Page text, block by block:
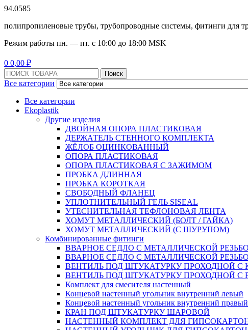
94.0585
полипропиленовые трубы, трубопроводные системы, фитинги для
Режим работы пн. — пт. с 10:00 до 18:00 MSK
0 0,00 ₽
Поиск:
Поиск
Все категории
Все категории
Ekoplastik
Другие изделия
ДВОЙНАЯ ОПОРА ПЛАСТИКОВАЯ
ДЕРЖАТЕЛЬ СТЕННОГО КОМПЛЕКТА
ЖЁЛОБ ОЦИНКОВАННЫЙ
ОПОРА ПЛАСТИКОВАЯ
ОПОРА ПЛАСТИКОВАЯ С ЗАЖИМОМ
ПРОБКА ДЛИННАЯ
ПРОБКА КОРОТКАЯ
СВОБОДНЫЙ ФЛАНЕЦ
УПЛОТНИТЕЛЬНЫЙ ГЕЛЬ SISEAL
УТЕСНИТЕЛЬНАЯ ТЕФЛОНОВАЯ ЛЕНТА
ХОМУТ МЕТАЛЛИЧЕСКИЙ (БОЛТ / ГАЙКА)
ХОМУТ МЕТАЛЛИЧЕСКИЙ (С ШУРУПОМ)
Комбинированные фитинги
ВВАРНОЕ СЕДЛО С МЕТАЛЛИЧЕСКОЙ
ВВАРНОЕ СЕДЛО С МЕТАЛЛИЧЕСКОЙ
ВЕНТИЛЬ ПОД ШТУКАТУРКУ ПРОХОДНОЙ
ВЕНТИЛЬ ПОД ШТУКАТУРКУ ПРОХОДНОЙ С
Комплект для смесителя настенный
Концевой настенный угольник внутренний левый
Концевой настенный угольник внутренний правый
КРАН ПОД ШТУКАТУРКУ ШАРОВОЙ
НАСТЕННЫЙ КОМПЛЕКТ ДЛЯ